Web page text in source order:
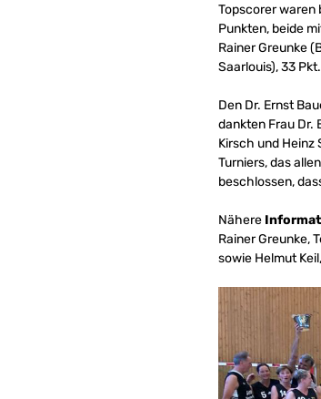
Topscorer waren
Punkten, beide
Rainer Greunke
Saarlouis), 33
Den Dr. Ernst
dankten Frau Dr.
Kirsch und
Turniers, das
beschlossen,
Nähere
Rainer Greunke,
sowie Helmut